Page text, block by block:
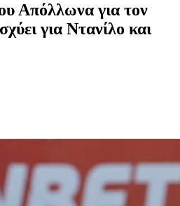
Απόλλωνα για τον
για Ντανίλο και